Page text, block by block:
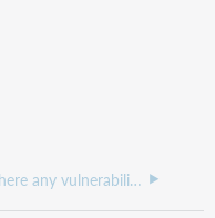
Is there any vulnerability to ILLiad with the Log4J or the CVE-2021-44228 vulnerability?